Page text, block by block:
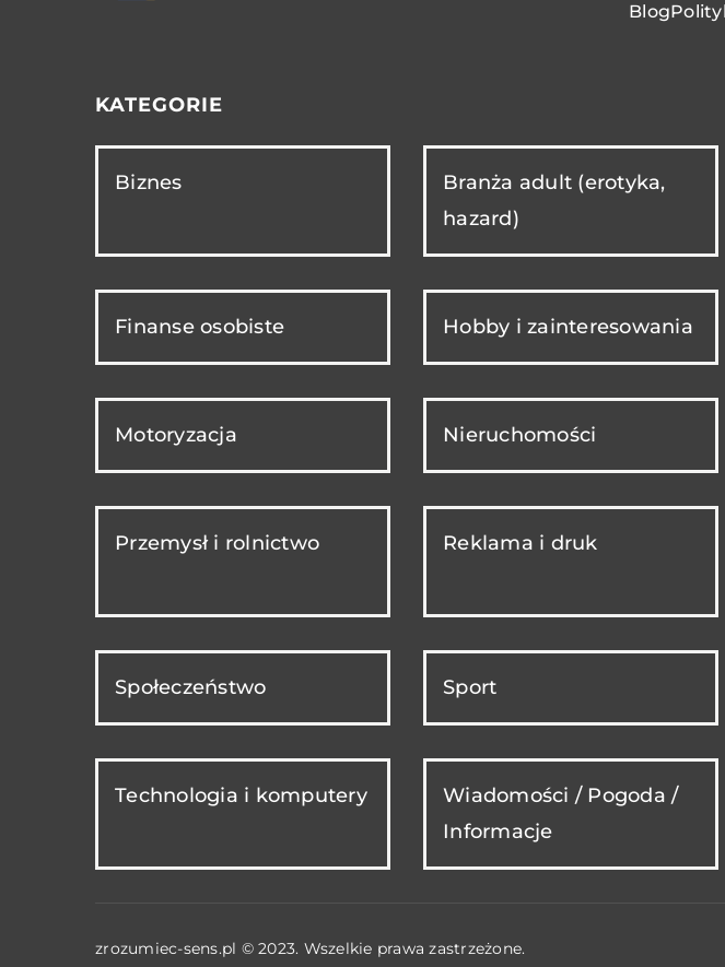
Blog
KATEGORIE
Biznes
Branża adult (erotyka,
hazard)
Finanse osobiste Hobby i zainteresowania
Motoryzacja Nieruchomości
Przemysł i rolnictwo Reklama i druk
Społeczeństwo Sport
Technologia i komputery
Wiadomości / Pogoda /
Informacje
zrozumiec-sens.pl © 2023. Wszelkie prawa zastrzeżone.